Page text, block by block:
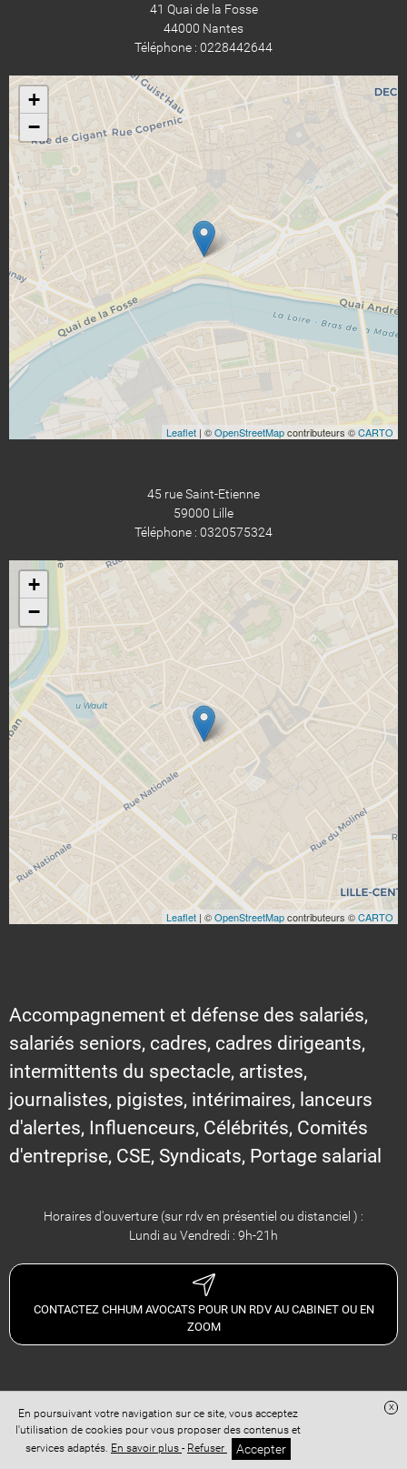
41 Quai de la Fosse
44000 Nantes
Téléphone : 0228442644
+
−
Leaflet | ©OpenStreetMapcontributeurs ©CARTO
45 rue Saint-Etienne
59000 Lille
Téléphone : 0320575324
+
−
Leaflet | ©OpenStreetMapcontributeurs ©CARTO
Accompagnement et défense des salariés,
salariés seniors, cadres, cadres dirigeants,
intermittents du spectacle, artistes,
journalistes, pigistes, intérimaires, lanceurs
d'alertes, Influenceurs, Célébrités, Comités
d'entreprise, CSE, Syndicats, Portage salarial
Horaires d'ouverture (sur rdv en présentiel ou distanciel ) :
Lundi au Vendredi : 9h-21h
CONTACTEZ CHHUM AVOCATS POUR UN RDV AU CABINET OU EN
ZOOM
Site réalisé avecDigital Avocat
Accès administration
Confidentialité
Conditions Générales de Vente
Mentions légales
En poursuivant votre navigation sur ce site, vous acceptez
l'utilisation de cookies pour vous proposer des contenus et
services adaptés. En savoir plus - Refuser Accepter
x